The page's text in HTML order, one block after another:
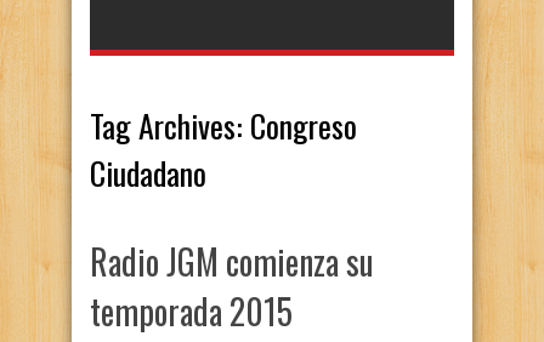
Tag Archives: Congreso
Ciudadano
Radio JGM comienza su
temporada 2015